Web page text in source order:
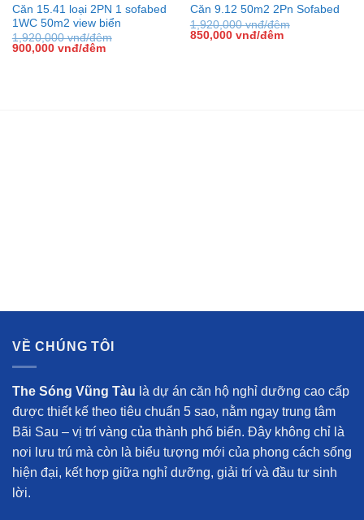
Căn 15.41 loại 2PN 1 sofabed
1WC 50m2 view biển
1,920,000vnđ/đêm
Giá
900,000 vnđ/đêmGiá
Căn 9.12 50m2 2Pn Sofabed
1,920,000vnđ/đêm
Giá
850,000 vnđ/đêmGiá
VỀ CHÚNG TÔI
The Sóng Vũng Tàu là dự án căn hộ nghỉ dưỡng cao cấp
được thiết kế theo tiêu chuẩn 5 sao, nằm ngay trung tâm
Bãi Sau – vị trí vàng của thành phố biển. Đây không chỉ là
nơi lưu trú mà còn là biểu tượng mới của phong cách sống
hiện đại, kết hợp giữa nghỉ dưỡng, giải trí và đầu tư sinh
lời.